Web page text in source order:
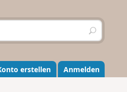
S
u
h
e
n
erstellen Anmelden